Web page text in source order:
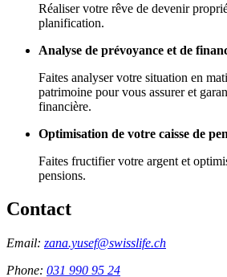
Réaliser votre rêve de devenir
planification.
Analyse de prévoyance et de
Faites analyser votre situation en
patrimoine pour vous assurer et
financière.
Optimisation de votre caisse de
Faites fructifier votre argent et
pensions.
Contact
Email: zana.yusef@swisslife.ch
Phone: 031 990 95 24